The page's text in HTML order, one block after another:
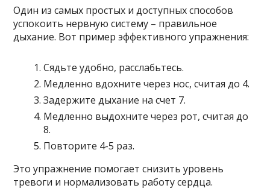
Один из самых простых и доступных способов
успокоить нервную систему – правильное
дыхание. Вот пример эффективного упражнения:
Сядьте удобно, расслабьтесь.
Медленно вдохните через нос, считая до 4.
Задержите дыхание на счет 7.
Медленно выдохните через рот, считая до
8.
Повторите 4-5 раз.
Это упражнение помогает снизить уровень
тревоги и нормализовать работу сердца.